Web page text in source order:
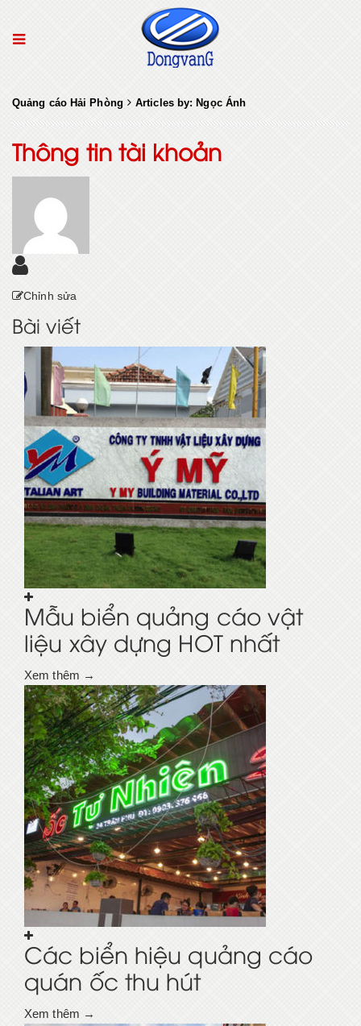
Quảng cáo Hải Phòng Articles by: Ngọc Ánh
Thông tin tài khoản
Chỉnh sửa
Bài viết
Mẫu biển quảng cáo vật
liệu xây dựng HOT nhất
Xem thêm →
Các biển hiệu quảng cáo
quán ốc thu hút
Xem thêm →